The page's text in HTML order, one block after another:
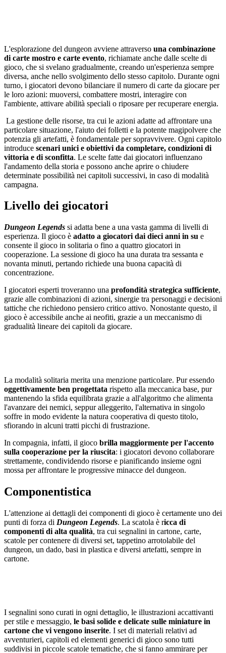
L'esplorazione del dungeon avviene attraverso una combinazione
di carte mostro e carte evento, richiamate anche dalle scelte di
gioco, che si svelano gradualmente, creando un'esperienza sempre
diversa, anche nello svolgimento dello stesso capitolo. Durante ogni
turno, i giocatori devono bilanciare il numero di carte da giocare per
le loro azioni: muoversi, combattere mostri, interagire con
l'ambiente, attivare abilità speciali o riposare per recuperare energia.
La gestione delle risorse, tra cui le azioni adatte ad affrontare una
particolare situazione, l'aiuto dei folletti e la potente magipolvere che
potenzia gli artefatti, è fondamentale per sopravvivere. Ogni capitolo
introduce scenari unici e obiettivi da completare, condizioni di
vittoria e di sconfitta. Le scelte fatte dai giocatori influenzano
l'andamento della storia e possono anche aprire o chiudere
determinate possibilità nei capitoli successivi, in caso di modalità
campagna.
Livello dei giocatori
Dungeon Legends si adatta bene a una vasta gamma di livelli di
esperienza. Il gioco è adatto a giocatori dai dieci anni in su e
consente il gioco in solitaria o fino a quattro giocatori in
cooperazione. La sessione di gioco ha una durata tra sessanta e
novanta minuti, pertando richiede una buona capacità di
concentrazione.
I giocatori esperti troveranno una profondità strategica sufficiente,
grazie alle combinazioni di azioni, sinergie tra personaggi e decisioni
tattiche che richiedono pensiero critico attivo. Nonostante questo, il
gioco è accessibile anche ai neofiti, grazie a un meccanismo di
gradualità lineare dei capitoli da giocare.
La modalità solitaria merita una menzione particolare. Pur essendo
oggettivamente ben progettata rispetto alla meccanica base, pur
mantenendo la sfida equilibrata grazie a all'algoritmo che alimenta
l'avanzare dei nemici, seppur alleggerito, l'alternativa in singolo
soffre in modo evidente la natura cooperativa di questo titolo,
sfiorando in alcuni tratti picchi di frustrazione.
In compagnia, infatti, il gioco brilla maggiormente per l'accento
sulla cooperazione per la riuscita: i giocatori devono collaborare
strettamente, condividendo risorse e pianificando insieme ogni
mossa per affrontare le progressive minacce del dungeon.
Componentistica
L'attenzione ai dettagli dei componenti di gioco è certamente uno dei
punti di forza di Dungeon Legends. La scatola è ricca di
componenti di alta qualità, tra cui segnalini in cartone, carte,
scatole per contenere di diversi set, tappetino arrotolabile del
dungeon, un dado, basi in plastica e diversi artefatti, sempre in
cartone.
I segnalini sono curati in ogni dettaglio, le illustrazioni accattivanti
per stile e messaggio, le basi solide e delicate sulle miniature in
cartone che vi vengono inserite. I set di materiali relativi ad
avventurieri, capitoli ed elementi generici di gioco sono tutti
suddivisi in piccole scatole tematiche, che si fanno ammirare per